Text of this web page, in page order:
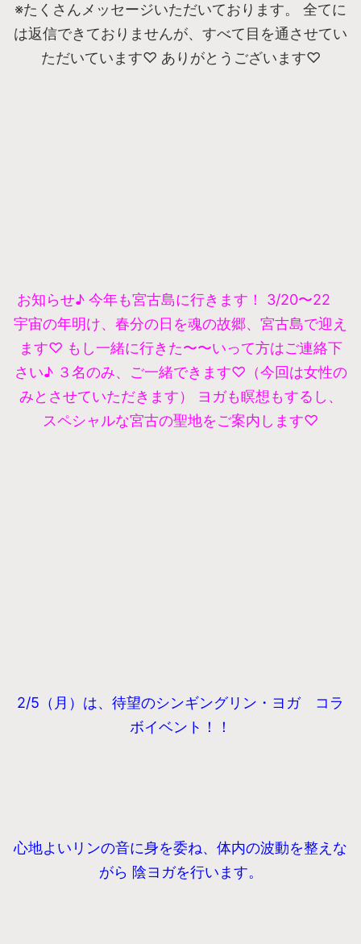
※たくさんメッセージいただいております。 全てに
は返信できておりませんが、すべて目を通させてい
ただいています♡ ありがとうございます♡
お知らせ♪ 今年も宮古島に行きます！ 3/20〜22
宇宙の年明け、春分の日を魂の故郷、宮古島で迎え
ます♡ もし一緒に行きた〜〜いって方はご連絡下
さい♪ ３名のみ、ご一緒できます♡（今回は女性の
みとさせていただきます） ヨガも瞑想もするし、
スペシャルな宮古の聖地をご案内します♡
2/5（月）は、待望のシンギングリン・ヨガ コラ
ボイベント！！
心地よいリンの音に身を委ね、体内の波動を整えな
がら 陰ヨガを行います。